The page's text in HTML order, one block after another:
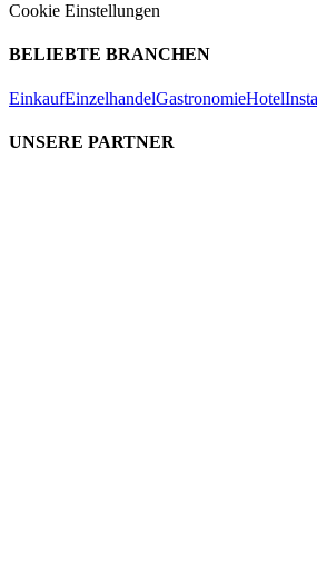
Cookie Einstellungen
BELIEBTE BRANCHEN
EinkaufEinzelhandelGastronomieHotel
UNSERE PARTNER